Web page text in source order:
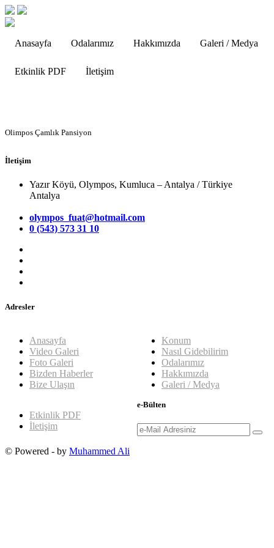
Anasayfa Odalarımız Hakkımızda Galeri / Medya
Etkinlik PDF İletişim
Olimpos Çamlık Pansiyon
İletişim
Yazır Köyü, Olympos, Kumluca – Antalya / Türkiye
Antalya
olympos_fuat@hotmail.com
0 (543) 573 31 10
Adresler
Anasayfa
Video Galeri
Foto Galeri
Bizden Haberler
Bize Ulaşın
Konum
Nasıl Gidebilirim
Odalarımız
Hakkımızda
Galeri / Medya
Etkinlik PDF
İletişim
e-Bülten
© Powered - by Muhammed Ali